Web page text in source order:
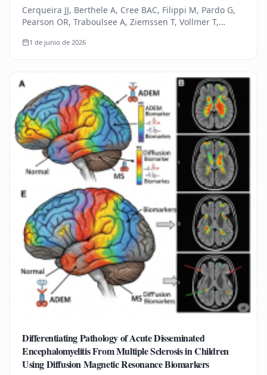
Cerqueira JJ, Berthele A, Cree BAC, Filippi M, Pardo G,
Pearson OR, Traboulsee A, Ziemssen T, Vollmer T,
Schneble HM, Thanei…
1 de junio de 2026
Differentiating Pathology of Acute Disseminated
Encephalomyelitis From Multiple Sclerosis in Children
Using Diffusion Magnetic Resonance Biomarkers